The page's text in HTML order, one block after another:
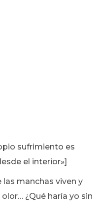
sufrimiento es
el interior»]
las manchas viven y
¿Qué haría yo sin